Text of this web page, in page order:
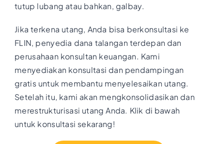
tutup lubang atau bahkan, galbay.
Jika terkena utang, Anda bisa berkonsultasi ke
FLIN, penyedia dana talangan terdepan dan
perusahaan konsultan keuangan. Kami
menyediakan konsultasi dan pendampingan
gratis untuk membantu menyelesaikan utang.
Setelah itu, kami akan mengkonsolidasikan dan
merestrukturisasi utang Anda. Klik di bawah
untuk konsultasi sekarang!